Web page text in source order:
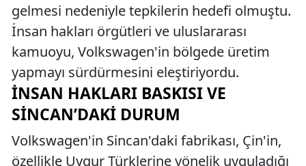
gelmesi nedeniyle tepkilerin hedefi olmuştu.
İnsan hakları örgütleri ve uluslararası
kamuoyu, Volkswagen'in bölgede üretim
yapmayı sürdürmesini eleştiriyordu.
İNSAN HAKLARI BASKISI VE
SINCAN’DAKI DURUM
Volkswagen'in Sincan'daki fabrikası, Çin'in,
özellikle Uygur Türklerine yönelik uyguladığı